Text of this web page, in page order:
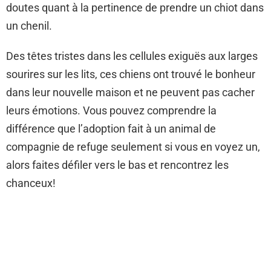
doutes quant à la pertinence de prendre un chiot dans
un chenil.
Des têtes tristes dans les cellules exiguës aux larges
sourires sur les lits, ces chiens ont trouvé le bonheur
dans leur nouvelle maison et ne peuvent pas cacher
leurs émotions. Vous pouvez comprendre la
différence que l’adoption fait à un animal de
compagnie de refuge seulement si vous en voyez un,
alors faites défiler vers le bas et rencontrez les
chanceux!